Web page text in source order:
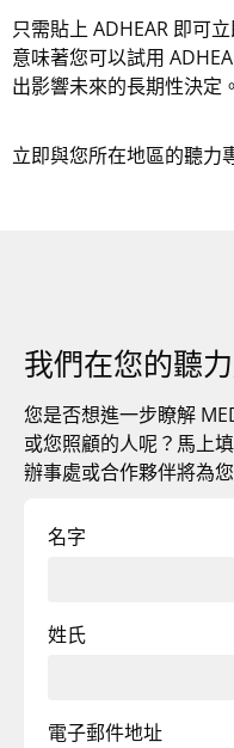
只需貼上 ADHEAR 即可
意味著您可以試用
出影響未來的長期性決定。
立即與您所在地區的聽力
我們在您的聽
您是否想進一步瞭解
或您照顧的人呢？馬上
辦事處或合作夥伴將為
名字
姓氏
電子郵件地址